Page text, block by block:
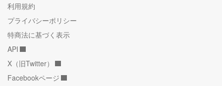
利用規約
プライバシーポリシー
特商法に基づく表示
API
X（旧Twitter）
Facebookページ